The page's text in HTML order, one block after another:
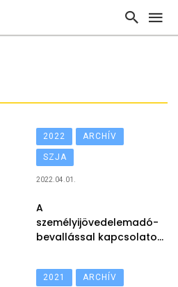
2022 ARCHÍV
SZJA
2022.04.01.
A
személyijövedelemadó-
bevallással kapcsolatos
kérdések
2021 ARCHÍV